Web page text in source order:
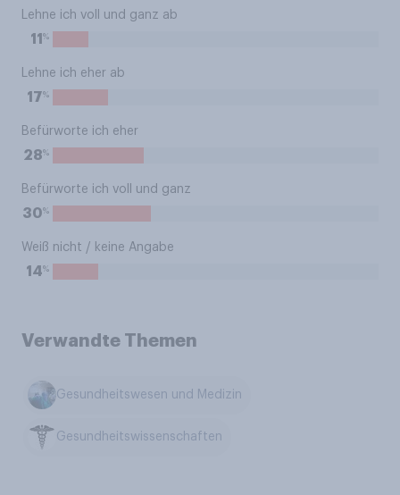
Lehne ich voll und ganz ab
11 %
Lehne ich eher ab
17%
Befürworte ich eher
28%
Befürworte ich voll und ganz
30%
Weiß nicht / keine Angabe
14%
Verwandte Themen
Gesundheitswesen und Medizin
Gesundheitswissenschaften